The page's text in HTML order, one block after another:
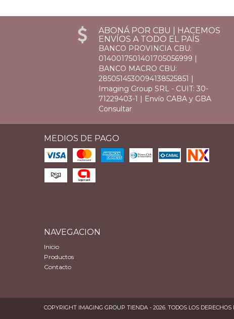
ABONÁ POR CBU | HACEMOS
ENVÍOS A TODO EL PAÍS
BANCO PROVINCIA CBU:
0140017501401705056999 |
BANCO MACRO CBU:
2850514530094138525851 |
Imaging Group SRL - CUIT: 30-
71229403-1 | Envío CABA y GBA
Consultar
MEDIOS DE PAGO
NAVEGACION
Inicio
Productos
Contacto
COPYRIGHT IMAGING GROUP TIENDA - 2026. TODOS LOS DERECHOS